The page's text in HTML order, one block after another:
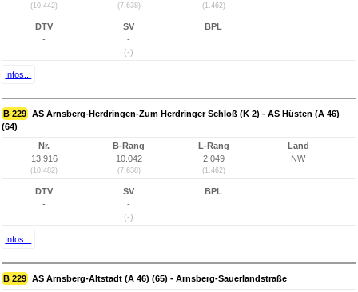
(10.442) (7.638) (1.462)
DTV
-
SV
-
(-)
BPL
Infos...
B 229 AS Arnsberg-Herdringen-Zum Herdringer Schloß (K 2) - AS Hüsten (A 46)
(64)
Nr.
13.916
(10.482)
B-Rang
10.042
(7.638)
L-Rang
2.049
(1.462)
Land
NW
DTV
-
SV
-
(-)
BPL
Infos...
B 229 AS Arnsberg-Altstadt (A 46) (65) - Arnsberg-Sauerlandstraße